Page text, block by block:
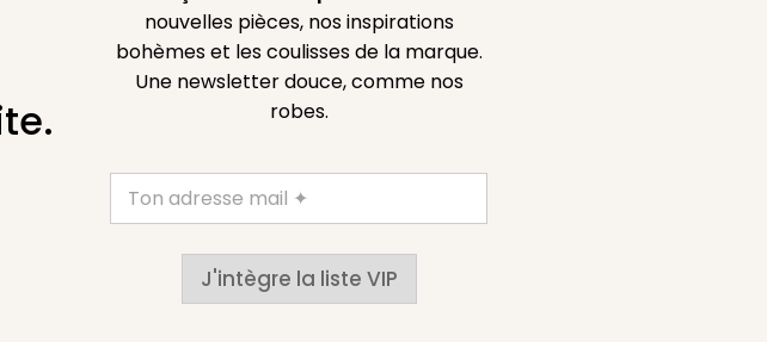
nouvelles pièces, nos inspirations
bohèmes et les coulisses de la marque.
Une newsletter douce, comme nos
robes.
J'intègre la liste VIP